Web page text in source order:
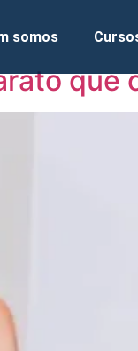
somos
que